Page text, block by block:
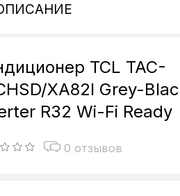
TCL TAC-
XA82I Grey-
R32 Wi-Fi Ready
0 отзывов